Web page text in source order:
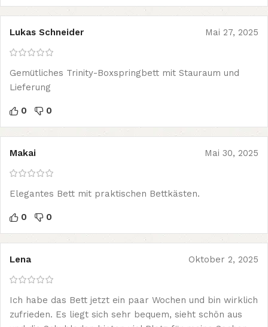
Lukas Schneider Mai 27, 2025
Gemütliches Trinity-Boxspringbett mit Stauraum und
Lieferung
0 0
Makai Mai 30, 2025
Elegantes Bett mit praktischen Bettkästen.
0 0
Lena Oktober 2, 2025
Ich habe das Bett jetzt ein paar Wochen und bin wirklich
zufrieden. Es liegt sich sehr bequem, sieht schön aus